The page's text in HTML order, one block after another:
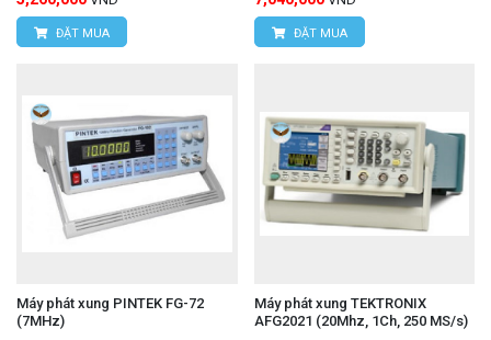
ĐẶT MUA ĐẶT MUA
Máy phát xung PINTEK FG-72
(7MHz)
Máy phát xung TEKTRONIX
AFG2021 (20Mhz, 1Ch, 250 MS/s)